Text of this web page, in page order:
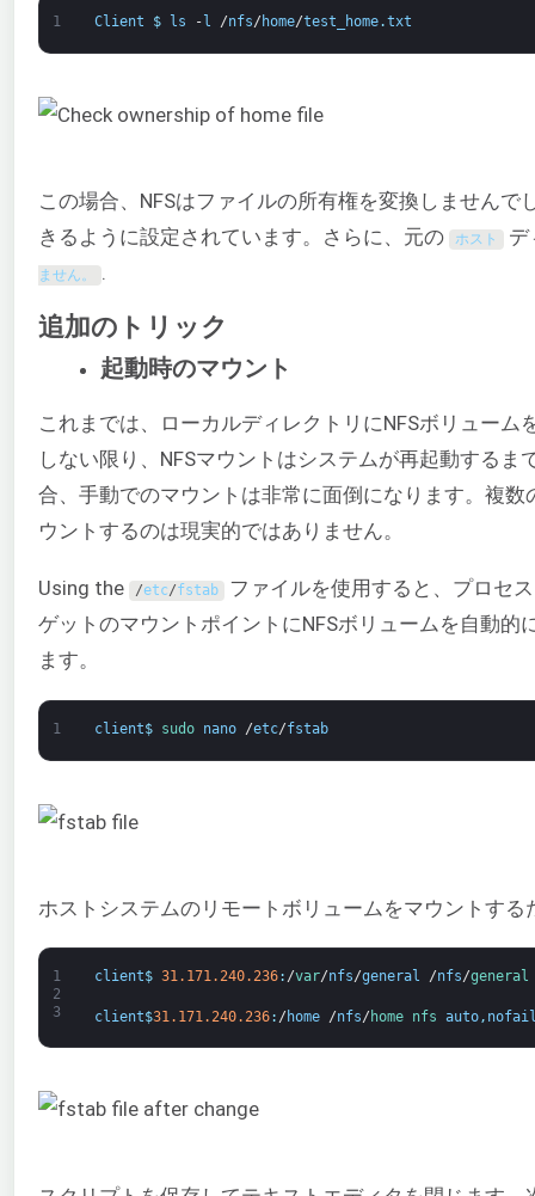
1 Client $ ls -l /nfs/ home/test_home.txt
この場合、NFSはファイルの所有権を変換しません
きるように設定されています。さらに、元の
ホスト デ
ません。 .
追加のトリック
起動時のマウント
これまでは、ローカルディレクトリにNFSボリュー
しない限り、NFSマウントはシステムが再起動する
合、手動でのマウントは非常に面倒になります。複
ウントするのは現実的ではありません。
Using the /etc/fstab ファイルを使用すると、プロセ
ゲットのマウントポイントにNFSボリュームを自動
ます。
1 client$ sudo nano /etc/fstab
ホストシステムのリモートボリュームをマウントす
1
2
3
client$ 31.171.240.236: /var/nfs/general /nfs/
client$31.171.240.236: / home /nfs/ home nfs auto,